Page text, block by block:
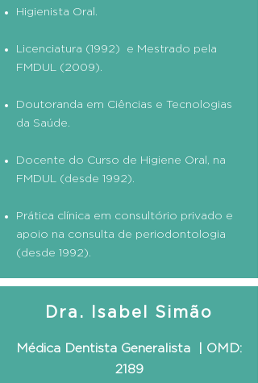
Higienista Oral.
Licenciatura (1992) e Mestrado pela
FMDUL (2009).
Doutoranda em Ciências e Tecnologias
da Saúde.
Docente do Curso de Higiene Oral, na
FMDUL (desde 1992).
Prática clínica em consultório privado e
apoio na consulta de periodontologia
(desde 1992).
Dra. Isabel Simão
Médica Dentista Generalista | OMD:
2189